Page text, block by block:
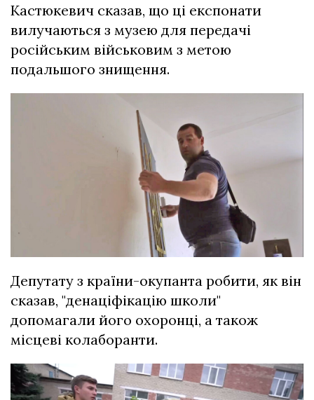
Кастюкевич сказав, що ці експонати
вилучаються з музею для передачі
російським військовим з метою
подальшого знищення.
Депутату з країни-окупанта робити, як він
сказав, "денаціфікацію школи"
допомагали його охоронці, а також
місцеві колаборанти.